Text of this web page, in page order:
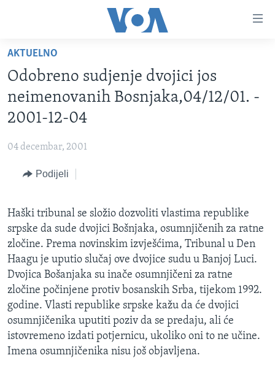
glavni
sadržaj
na
glavnu
Idi
pretragu
TV PROGRAM
FOTOGRAFIJE DANA
SJEDINJENE AMERIČKE DRŽAVE
BOSNA I HERCEGOVINA
NAUKA I TEHNOLOGIJA
SPECIJALNI PROJEKTI
SLOBODA MEDIJA
ŽENSKA STRANA
IZBJEGLIČKA STRANA
MAGAZIN
O GLASU AMERIKE
Learning English
AKTUELNO
Odobreno sudjenje dvojici jos
neimenovanih Bosnjaka,04/12/01. -
2001-12-04
04 decembar, 2001
Podijeli
Haški tribunal se složio dozvoliti vlastima republike
srpske da sude dvojici Bošnjaka, osumnjičenih za ratne
zločine. Prema novinskim izvješćima, Tribunal u Den
Haagu je uputio slučaj ove dvojice sudu u Banjoj Luci.
Dvojica Bošanjaka su inače osumnjičeni za ratne
zločine počinjene protiv bosanskih Srba, tijekom 1992.
godine. Vlasti republike srpske kažu da će dvojici
osumnjičenika uputiti poziv da se predaju, ali će
istovremeno izdati potjernicu, ukoliko oni to ne učine.
Imena osumnjičenika nisu još objavljena.